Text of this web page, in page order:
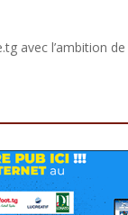
avec l’ambition